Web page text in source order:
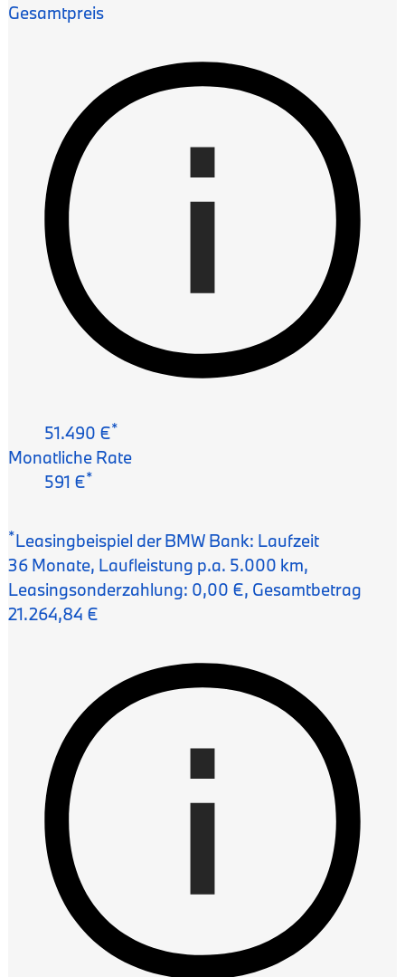
Gesamtpreis
51.490 €*
Monatliche Rate
591 €*
*Leasingbeispiel der BMW Bank: Laufzeit
36 Monate, Laufleistung p.a. 5.000 km,
Leasingsonderzahlung: 0,00 €, Gesamt­betrag
21.264,84 €